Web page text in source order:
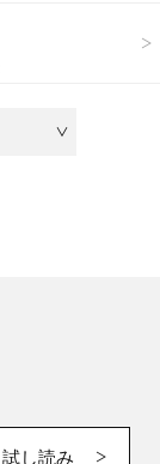
試し読み